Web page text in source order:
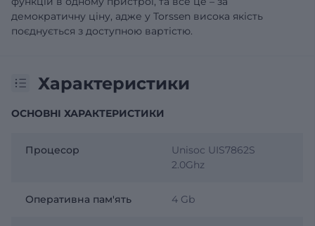
демократичну ціну, адже у Torssen висока якість
поєднується з доступною вартістю.
Характеристики
ОСНОВНІ ХАРАКТЕРИСТИКИ
Процесор
Unisoc UIS7862S
2.0Ghz
Оперативна пам'ять 4 Gb